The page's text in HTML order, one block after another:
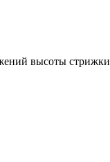
высоты стрижки